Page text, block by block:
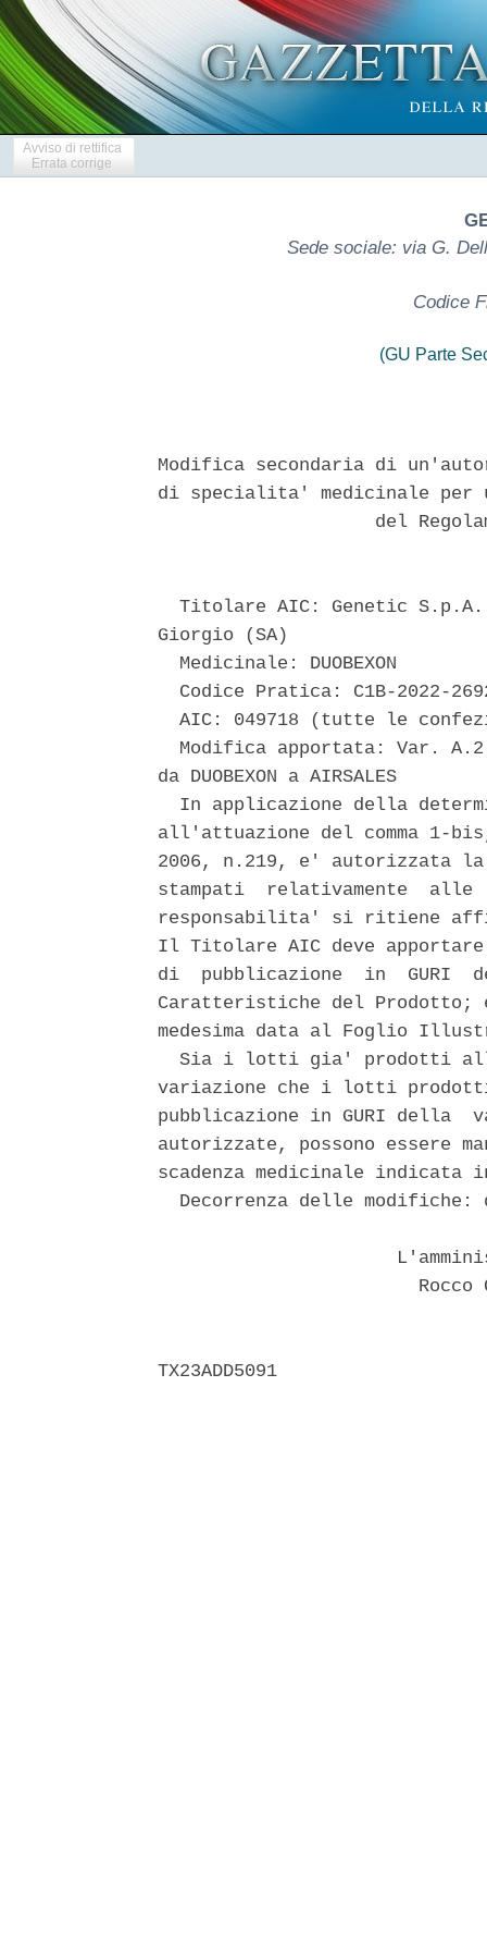
Avviso di rettifica
Errata corrige
Sede sociale: via G.
Codice
(GU Parte
Modifica secondaria di
di specialita' medicinale per
del
Titolare AIC: Genetic
Giorgio (SA)
  Medicinale: DUOBEXON
Codice Pratica: C1B-2022-
AIC: 049718 (tutte le
Modifica apportata: Var.
da DUOBEXON a AIRSALES
In applicazione della
all'attuazione del comma 1-
2006, n.219, e' autorizzata
stampati  relativamente
responsabilita' si ritiene
Il Titolare AIC deve
di  pubblicazione  in  GURI
Caratteristiche del
medesima data al Foglio
Sia i lotti gia' prodotti
variazione che i lotti
pubblicazione in GURI della
autorizzate, possono essere
scadenza medicinale
Decorrenza delle